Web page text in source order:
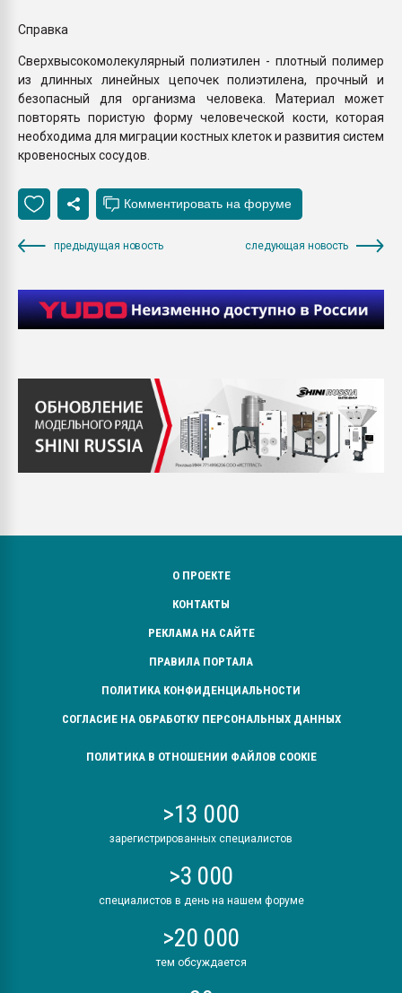
Справка
Сверхвысокомолекулярный полиэтилен - плотный полимер
из длинных линейных цепочек полиэтилена, прочный и
безопасный для организма человека. Материал может
повторять пористую форму человеческой кости, которая
необходима для миграции костных клеток и развития систем
кровеносных сосудов.
предыдущая новость следующая новость
О ПРОЕКТЕ
КОНТАКТЫ
РЕКЛАМА НА САЙТЕ
ПРАВИЛА ПОРТАЛА
ПОЛИТИКА КОНФИДЕНЦИАЛЬНОСТИ
СОГЛАСИЕ НА ОБРАБОТКУ ПЕРСОНАЛЬНЫХ ДАННЫХ
ПОЛИТИКА В ОТНОШЕНИИ ФАЙЛОВ COOKIE
>13 000
зарегистрированных специалистов
>3 000
специалистов в день на нашем форуме
>20 000
тем обсуждается